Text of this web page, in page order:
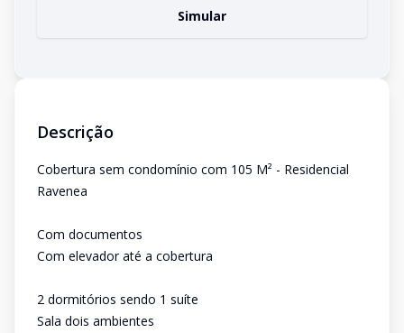
Simular
Descrição
Cobertura sem condomínio com 105 M² - Residencial
Ravenea
Com documentos
Com elevador até a cobertura
2 dormitórios sendo 1 suíte
Sala dois ambientes